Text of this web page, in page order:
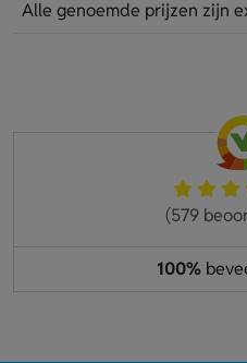
Alle genoemde prijzen zijn
(579
100%